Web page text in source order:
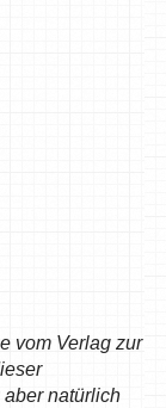
vom Verlag zur
natürlich